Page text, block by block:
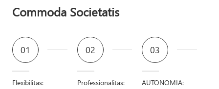
Commoda Societatis
01
Flexibilitas:
02
Professionalitas:
03
AUTONOMIA: